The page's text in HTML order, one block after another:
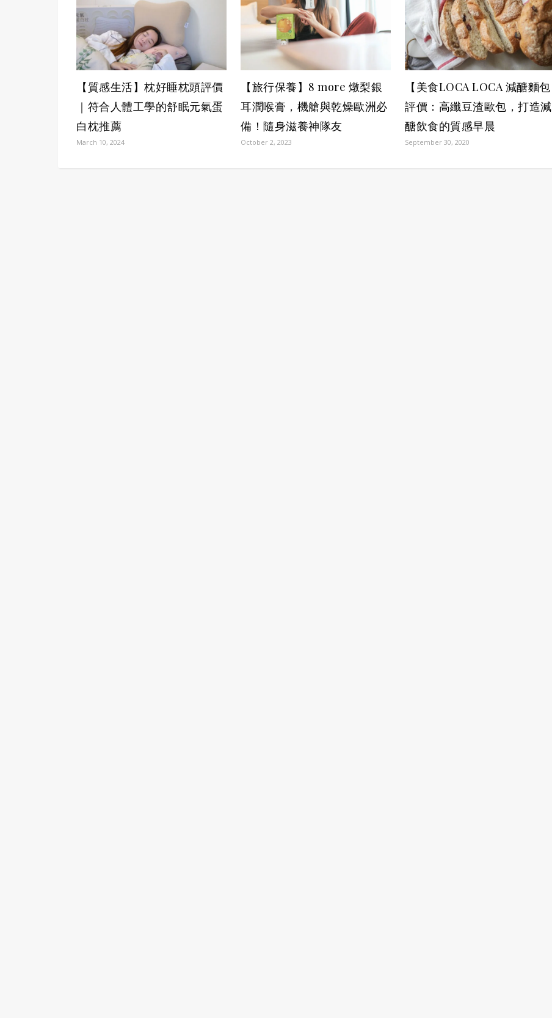
【質感生活】枕好睡枕頭評價
｜符合人體工學的舒眠元氣蛋
白枕推薦
March 10, 2024
【旅行保養】8 more 燉梨銀
耳潤喉膏，機艙與乾燥歐洲必
備！隨身滋養神隊友
October 2, 2023
【美食LOCA LOCA 減醣麵包
評價：高纖豆渣歐包，打造減
醣飲食的質感早晨
September 30, 2020